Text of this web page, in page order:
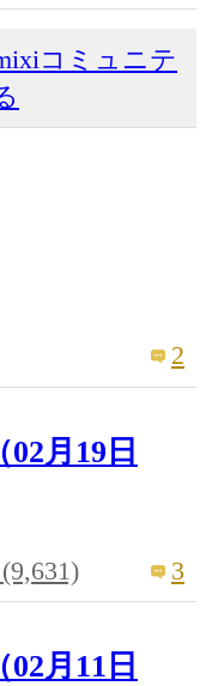
コミュニテ
2
月19日
3
月11日